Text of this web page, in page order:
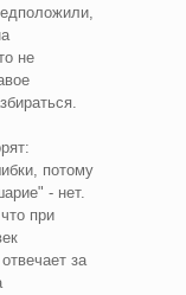
не
потому
- нет.
при
за